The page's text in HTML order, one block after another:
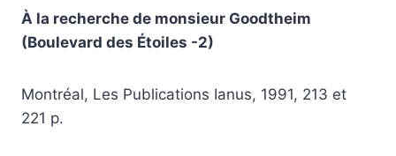
À la recherche de monsieur Goodtheim
(Boulevard des Étoiles -2)
Montréal, Les Publications Ianus, 1991, 213 et
221 p.